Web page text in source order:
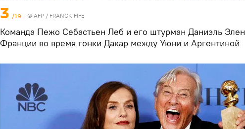
3 /19 © AFP / FRANCK FIFE
Команда Пежо Себастьен Леб и его штурман Даниэль
Франции во время гонки Дакар между Уюни и Аргентиной